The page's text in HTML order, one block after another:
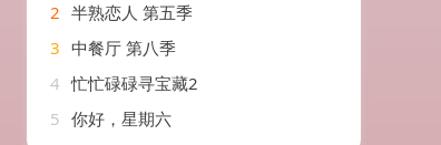
2 半熟恋人 第五季
3 中餐厅 第八季
4 忙忙碌碌寻宝藏2
5 你好，星期六